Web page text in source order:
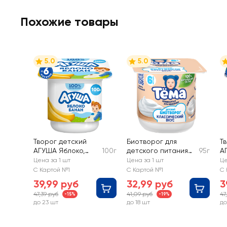
Похожие товары
5.0
Творог детский
АГУША Яблоко,
банан фруктовый
3,9%, с 6 месяцев,
100г
Цена за 1 шт
С Картой №1
39,99 руб
47,39 руб -15%
до 23 шт
5.0
Биотворог для
детского питания
ТЕМА Классический
4,5%, без змж
95г
Цена за 1 шт
С Картой №1
32,99 руб
41,09 руб -19%
до 18 шт
С